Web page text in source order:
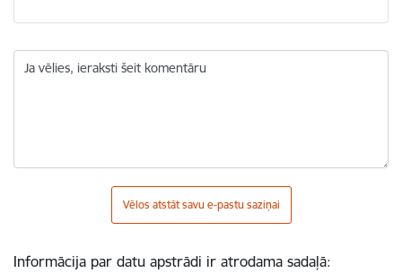
Ja vēlies, ieraksti šeit komentāru
Vēlos atstāt savu e-pastu saziņai
Informācija par datu apstrādi ir atrodama sadaļā: